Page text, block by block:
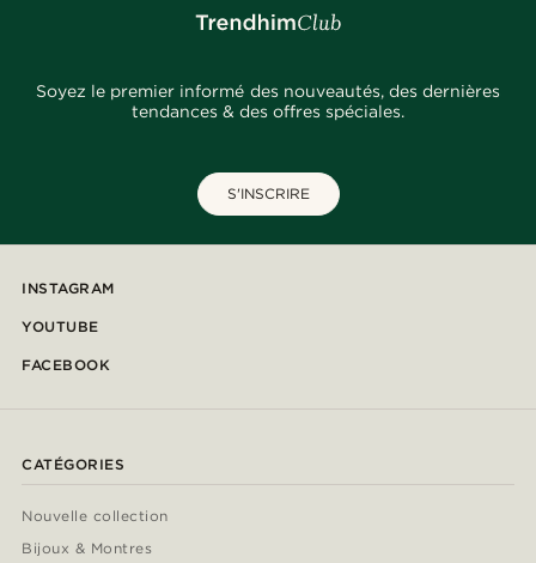
Soyez le premier informé des nouveautés, des dernières
tendances & des offres spéciales.
S'INSCRIRE
INSTAGRAM
YOUTUBE
FACEBOOK
CATÉGORIES
Nouvelle collection
Bijoux & Montres